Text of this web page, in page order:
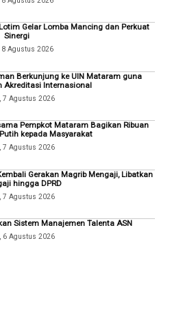
Gelar Lomba Mancing dan Perkuat
Sinergi
8 Agustus 2026
Berkunjung ke UIN Mataram guna
Akreditasi Internasional
7 Agustus 2026
Pempkot Mataram Bagikan Ribuan
kepada Masyarakat
7 Agustus 2026
Gerakan Magrib Mengaji, Libatkan
hingga DPRD
7 Agustus 2026
Sistem Manajemen Talenta ASN
6 Agustus 2026